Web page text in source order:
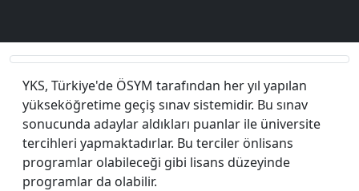
YKS, Türkiye'de ÖSYM tarafından her yıl yapılan
yükseköğretime geçiş sınav sistemidir. Bu sınav
sonucunda adaylar aldıkları puanlar ile üniversite
tercihleri yapmaktadırlar. Bu terciler önlisans
programlar olabileceği gibi lisans düzeyinde
programlar da olabilir.